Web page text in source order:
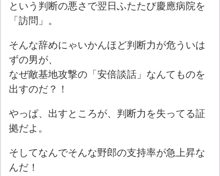
という判断の悪さで翌日ふたたび慶應病院を
「訪問」。
そんな辞めにゃいかんほど判断力が危ういは
ずの男が、
なぜ敵基地攻撃の「安倍談話」なんてものを
出すのだ？！
やっぱ、出すところが、判断力を失ってる証
拠だよ。
そしてなんでそんな野郎の支持率が急上昇な
んだ！